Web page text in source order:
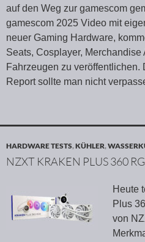
auf den Weg zur gamescom
gamescom 2025 Video mit
neuer Gaming Hardware,
Seats, Cosplayer,
Fahrzeugen zu
Report sollte man nicht
HARDWARE TESTS,KÜHLER,
NZXT KRAKEN PLUS 360
Heute
Plus
von